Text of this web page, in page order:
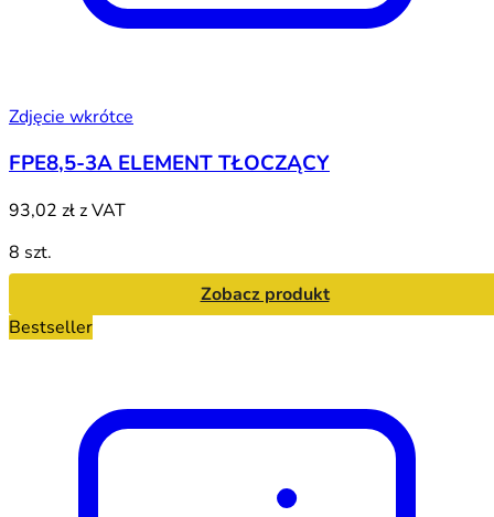
Zdjęcie wkrótce
FPE8,5-3A ELEMENT TŁOCZĄCY
93,02 złz VAT
8 szt.
Zobacz produkt
Bestseller